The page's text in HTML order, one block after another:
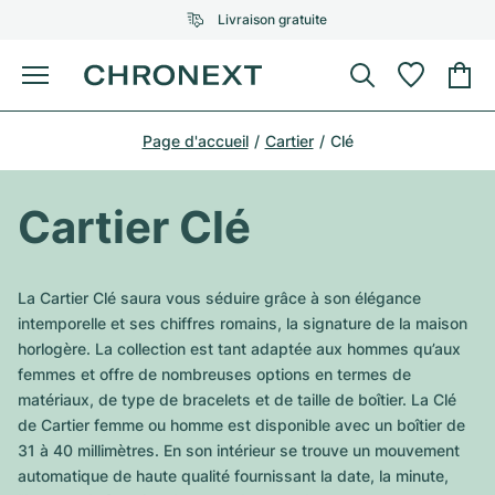
Livraison gratuite
Menu
Acheter une montre
UNE SÉLECTION D'EXCEPTION
Tous les modèles Rolex
Modèles les plus vendus
Air-King
Omega
Tous les modèles Omega
Modèles les plus vendus
Patek Philippe
Tous les modèles Patek Philippe
Modèles les plus vendus
Audemars Piguet
Tous les modèles Audemars Piguet
Cartier
Breitling
Montres d'occasion
Bijoux
UNE SÉLECTION D'EXCEPTION
Tiffany
Louis Vuitton
Gebauer & Gebauer
Van Cleef & Arpels
Bvlgari
Nouveautés
Sale
Page d'accueil Cartier Clé
Cartier Clé
La Cartier Clé saura vous séduire grâce à son élégance
intemporelle et ses chiffres romains, la signature de la maison
horlogère. La collection est tant adaptée aux hommes qu’aux
femmes et offre de nombreuses options en termes de
matériaux, de type de bracelets et de taille de boîtier. La Clé
de Cartier femme ou homme est disponible avec un boîtier de
31 à 40 millimètres. En son intérieur se trouve un mouvement
automatique de haute qualité fournissant la date, la minute,